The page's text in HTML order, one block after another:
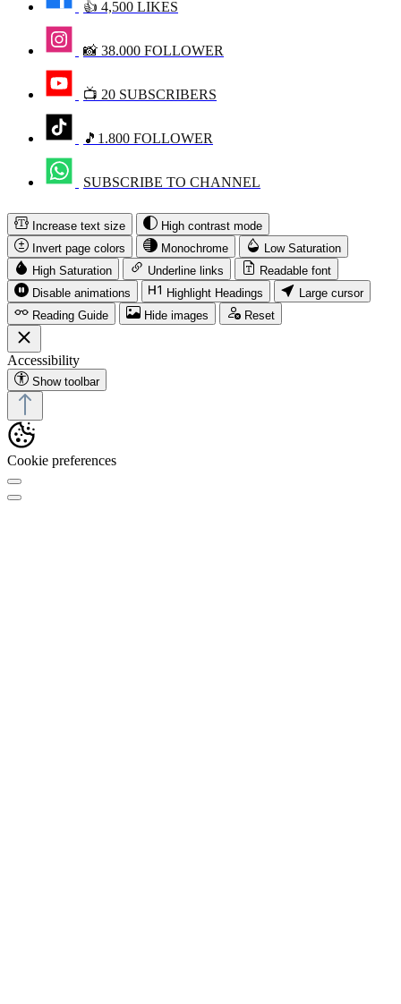
👍 4,500 LIKES
📸 38.000 FOLLOWER
📺 20 SUBSCRIBERS
🎵1.800 FOLLOWER
SUBSCRIBE TO CHANNEL
Increase text size
High contrast mode
Invert page colors
Monochrome
Low Saturation
High Saturation
Underline links
Readable font
Disable animations
Highlight Headings
Large cursor
Reading Guide
Hide images Reset
Accessibility
Show toolbar
Cookie preferences